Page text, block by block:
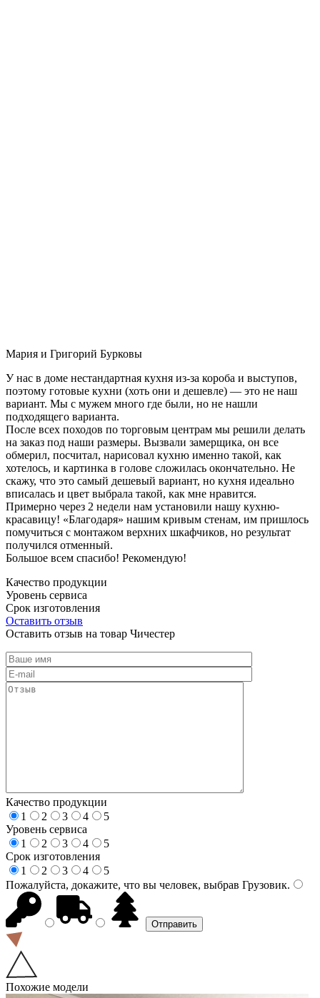
Мария и Григорий Бурковы
У нас в доме нестандартная кухня из-за короба и выступов,
поэтому готовые кухни (хоть они и дешевле) — это не наш
вариант. Мы с мужем много где были, но не нашли
подходящего варианта.
После всех походов по торговым центрам мы решили делать
на заказ под наши размеры. Вызвали замерщика, он все
обмерил, посчитал, нарисовал кухню именно такой, как
хотелось, и картинка в голове сложилась окончательно. Не
скажу, что это самый дешевый вариант, но кухня идеально
вписалась и цвет выбрала такой, как мне нравится.
Примерно через 2 недели нам установили нашу кухню-
красавицу! «Благодаря» нашим кривым стенам, им пришлось
помучиться с монтажом верхних шкафчиков, но результат
получился отменный.
Большое всем спасибо! Рекомендую!
Качество продукции
Уровень сервиса
Срок изготовления
Оставить отзыв
Оставить отзыв на товар Чичестер
Качество продукции
1
2 3 4
5
Уровень сервиса
1
2 3 4
5
Срок изготовления
1
2 3 4
5
Пожалуйста, докажите, что вы человек, выбрав Грузовик.
Похожие модели